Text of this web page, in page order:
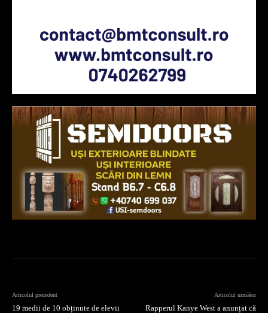
Articolul precedent
19 medii de 10 obținute de elevii
Articolul următor
Rapperul Kanye West a anunțat că